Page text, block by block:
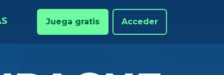
Juega gratis Acceder